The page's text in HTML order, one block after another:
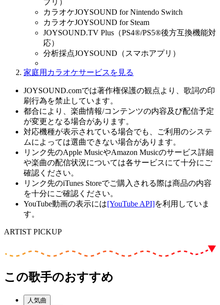
プリ）
カラオケJOYSOUND for Nintendo Switch
カラオケJOYSOUND for Steam
JOYSOUND.TV Plus（PS4®/PS5®後方互換機能対
応）
分析採点JOYSOUND（スマホアプリ）
家庭用カラオケサービスを見る
JOYSOUND.comでは著作権保護の観点より、歌詞の印
刷行為を禁止しています。
都合により、楽曲情報/コンテンツの内容及び配信予定
が変更となる場合があります。
対応機種が表示されている場合でも、ご利用のシステ
ムによっては選曲できない場合があります。
リンク先のApple MusicやAmazon Musicのサービス詳細
や楽曲の配信状況については各サービスにて十分にご
確認ください。
リンク先のiTunes Storeでご購入される際は商品の内容
を十分にご確認ください。
YouTube動画の表示には[YouTube API]を利用していま
す。
ARTIST PICKUP
この歌手のおすすめ
人気曲